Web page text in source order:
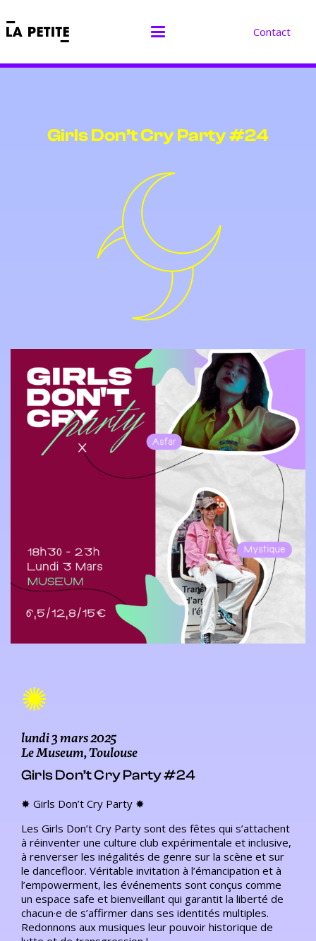
Contact
Girls Don’t Cry Party #24
✺
lundi 3 mars 2025
Le Museum, Toulouse
Girls Don’t Cry Party #24
✸ Girls Don’t Cry Party ✸
Les Girls Don’t Cry Party sont des fêtes qui s’attachent
à réinventer une culture club expérimentale et inclusive,
à renverser les inégalités de genre sur la scène et sur
le dancefloor. Véritable invitation à l’émancipation et à
l’empowerment, les événements sont conçus comme
un espace safe et bienveillant qui garantit la liberté de
chacun·e de s’affirmer dans ses identités multiples.
Redonnons aux musiques leur pouvoir historique de